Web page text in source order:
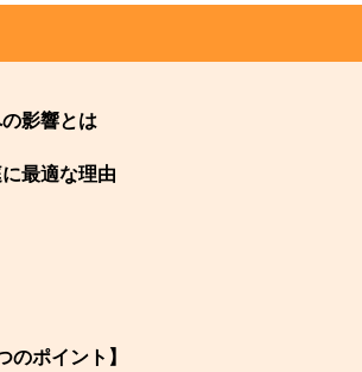
影響とは
最適な理由
ポイント】